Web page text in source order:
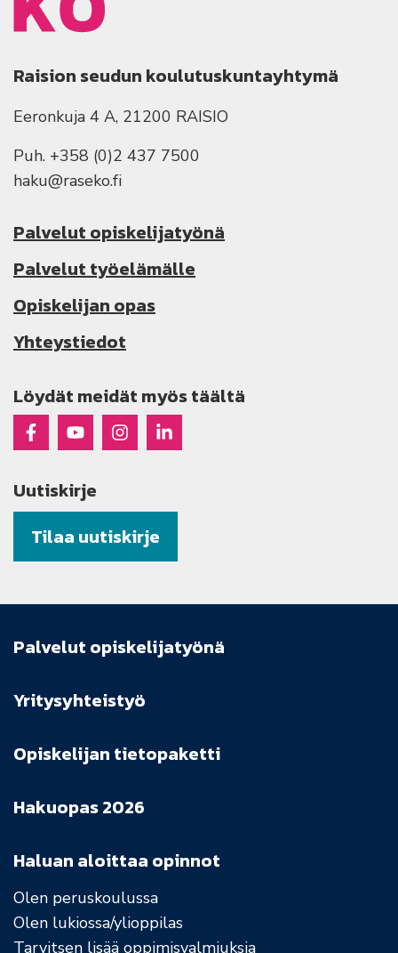
Raision seudun koulutuskuntayhtymä
Eeronkuja 4 A, 21200 RAISIO
Puh. +358 (0)2 437 7500
haku@raseko.fi
Palvelut opiskelijatyönä
Palvelut työelämälle
Opiskelijan opas
Yhteystiedot
Löydät meidät myös täältä
Raseko Facebookissa
Raseko Youtubessa
Raseko Instagramissa
Raseko Linkedinissä
Uutiskirje
Tilaa uutiskirje
Haluan aloittaa opinnot
Olen peruskoulussa
Olen lukiossa/ylioppilas
Tarvitsen lisää oppimisvalmiuksia
Palvelut opiskelijatyönä
Yritysyhteistyö
Opiskelijan tietopaketti
Hakuopas 2026